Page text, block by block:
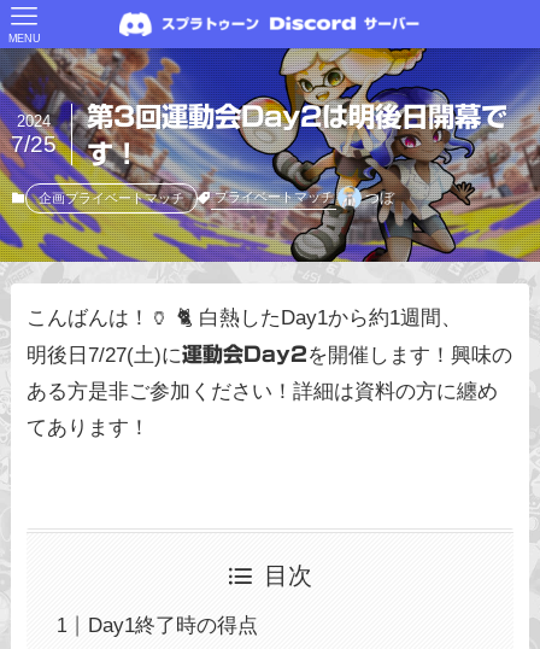
MENU
第3回運動会Day2は明後日開幕で
す！
2024
7/25
企画プライベートマッチ プライベートマッチ つぼ
こんばんは！🏺 🐈 白熱したDay1から約1週間、
明後日7/27(土)に運動会Day2を開催します！興味の
ある方是非ご参加ください！詳細は資料の方に纏め
てあります！
目次
Day1終了時の得点